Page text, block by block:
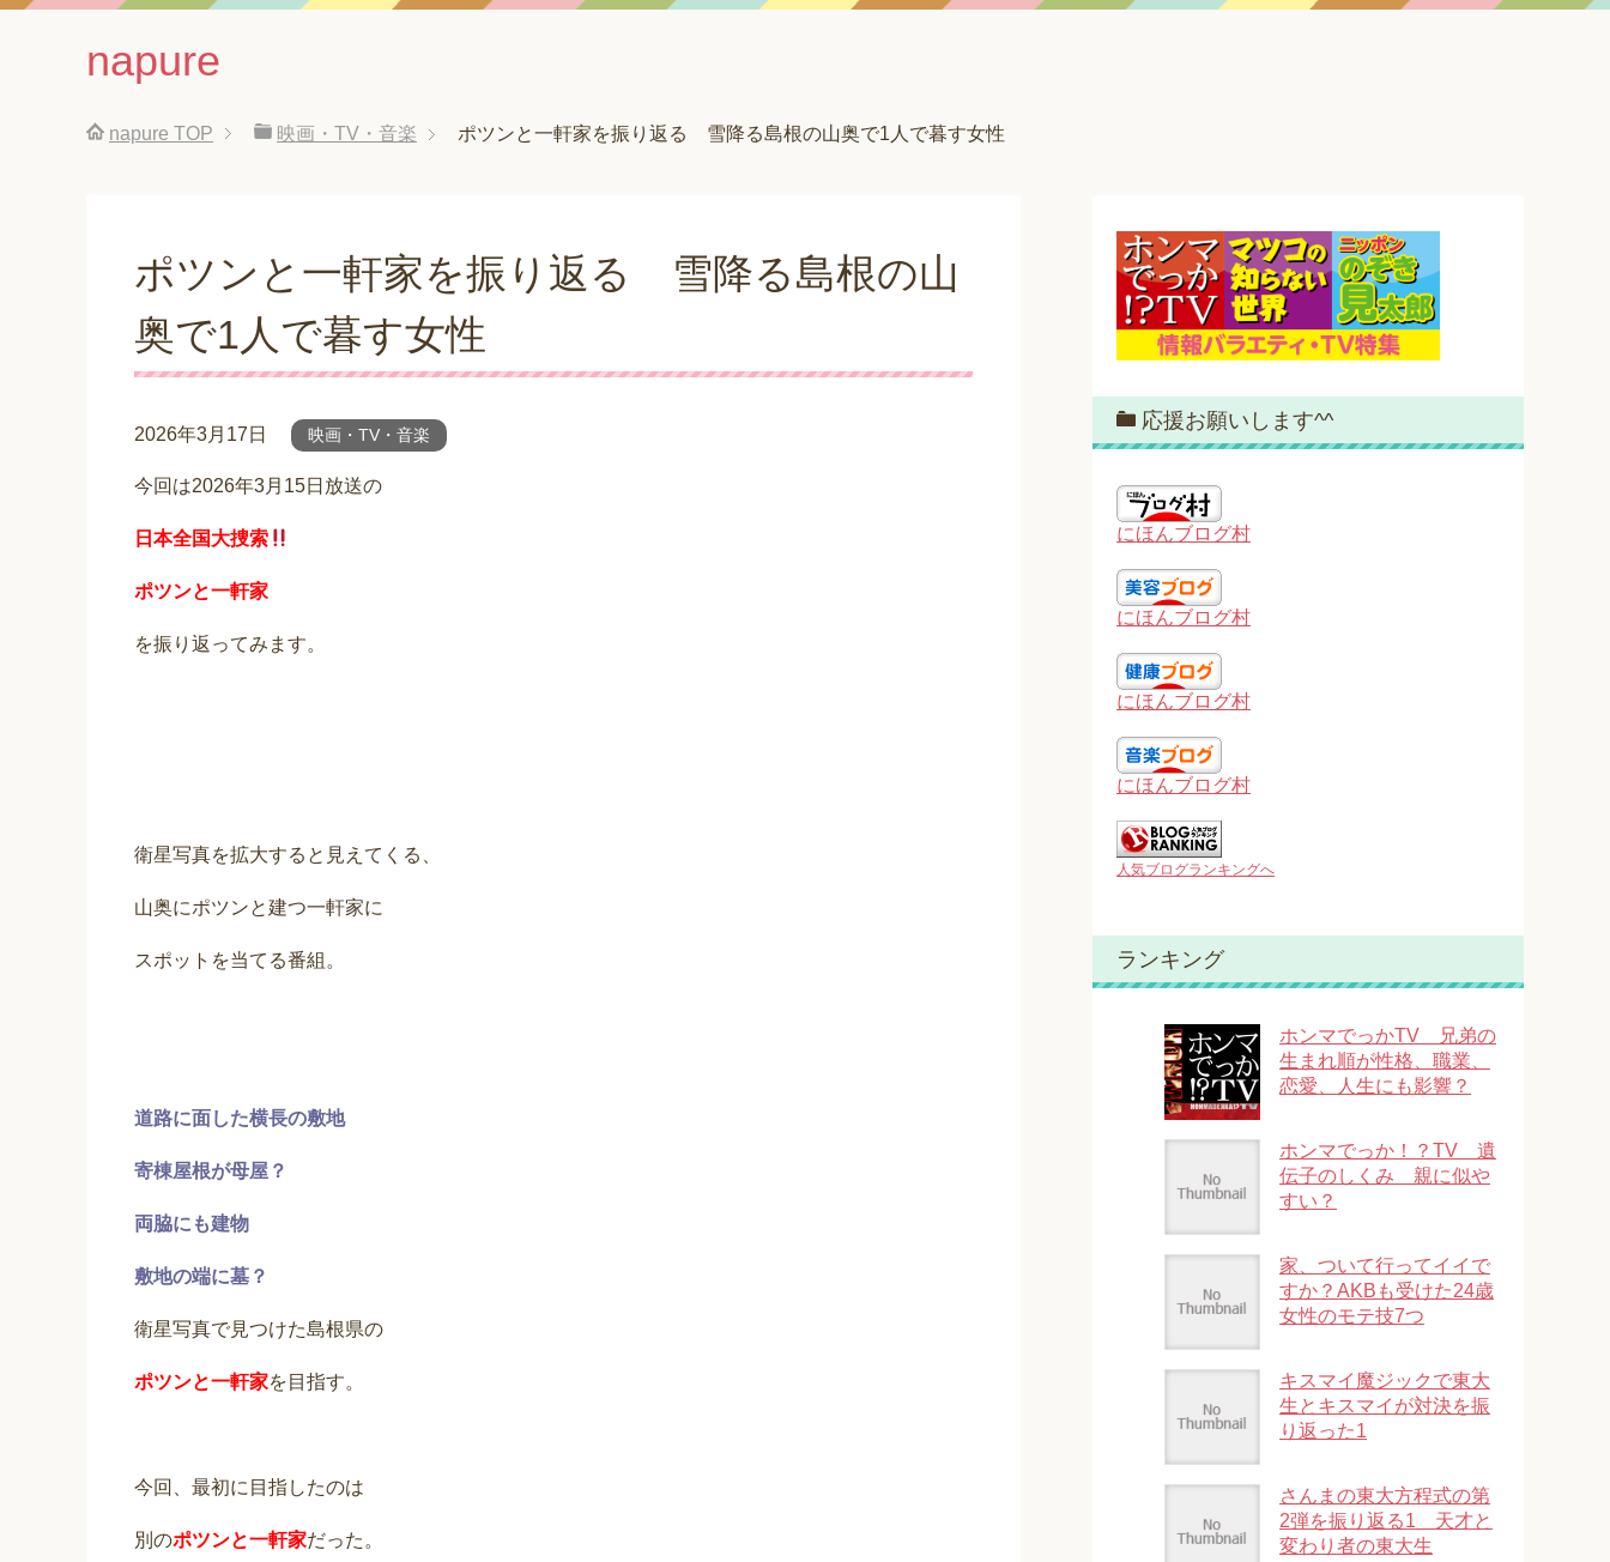
napure
napure TOP 映画・TV・音楽 ポツンと一軒家を振り返る 雪降る島根の山奥で1人で暮す女性
ポツンと一軒家を振り返る 雪降る島根の山
奥で1人で暮す女性
2026年3月17日 映画・TV・音楽
今回は2026年3月15日放送の
日本全国大捜索
ポツンと一軒家
を振り返ってみます。
衛星写真を拡大すると見えてくる、
山奥にポツンと建つ一軒家に
スポットを当てる番組。
道路に面した横長の敷地
寄棟屋根が母屋？
両脇にも建物
敷地の端に墓？
衛星写真で見つけた島根県の
ポツンと一軒家を目指す。
今回、最初に目指したのは
別のポツンと一軒家だった。
応援お願いします^^
にほんブログ村
にほんブログ村
にほんブログ村
にほんブログ村
人気ブログランキングへ
ランキング
ホンマでっかTV 兄弟の
生まれ順が性格、職業、
恋愛、人生にも影響？
ホンマでっか！？TV 遺
伝子のしくみ 親に似や
すい？
家、ついて行ってイイで
すか？AKBも受けた24歳
女性のモテ技7つ
キスマイ魔ジックで東大
生とキスマイが対決を振
り返った1
さんまの東大方程式の第
2弾を振り返る1 天才と
変わり者の東大生